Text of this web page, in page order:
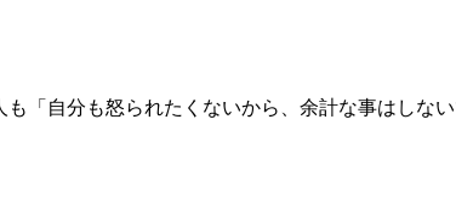
「自分も怒られたくないから、余計な事はしな